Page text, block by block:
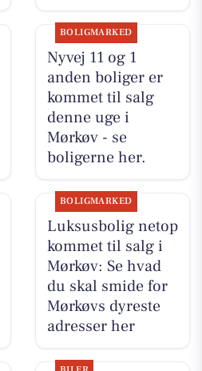
BOLIGMARKED
Nyvej 11 og 1
anden boliger er
kommet til salg
denne uge i
Mørkøv - se
boligerne her.
BOLIGMARKED
Luksusbolig netop
kommet til salg i
Mørkøv: Se hvad
du skal smide for
Mørkøvs dyreste
adresser her